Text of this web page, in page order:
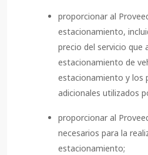
proporcionar al
estacionamiento,
precio del servicio que
estacionamiento de
estacionamiento y los
adicionales utilizados
proporcionar al
necesarios para la
estacionamiento;